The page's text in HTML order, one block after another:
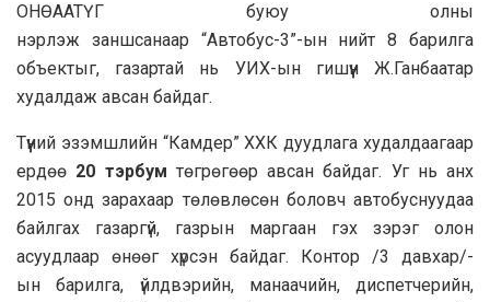
ОНӨААТҮГ буюу олны
нэрлэж заншсанаар “Автобус-3”-ын нийт 8 барилга
объектыг, газартай нь УИХ-ын гишүүн Ж.Ганбаатар
худалдаж авсан байдаг.
Түүний эзэмшлийн “Камдер” ХХК дуудлага худалдаагаар
ердөө 20 тэрбум төгрөгөөр авсан байдаг. Уг нь анх
2015 онд зарахаар төлөвлөсөн боловч автобуснуудаа
байлгах газаргүй, газрын маргаан гэх зэрэг олон
асуудлаар өнөөг хүрсэн байдаг. Контор /3 давхар/-
ын барилга, үйлдвэрийн, манаачийн, диспетчерийн,